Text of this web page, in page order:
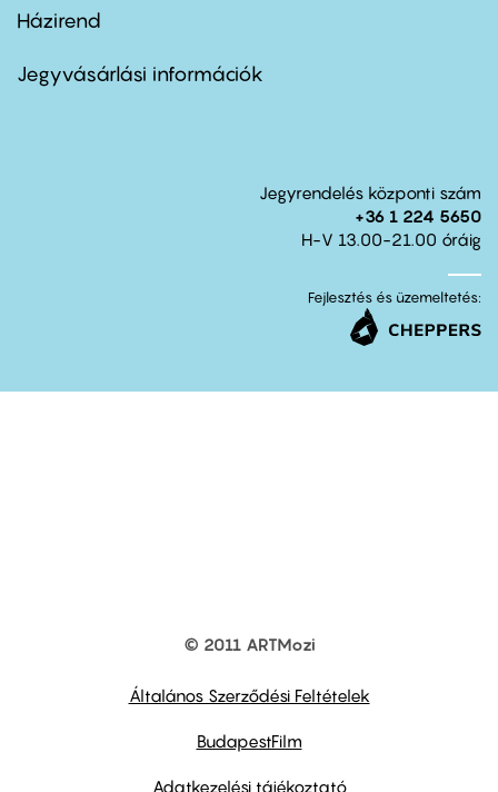
Footer
second
Házirend
Jegyvásárlási információk
Jegyrendelés központi szám
+36 1 224 5650
H-V 13.00-21.00 óráig
Fejlesztés és üzemeltetés:
© 2011 ARTMozi
Általános Szerződési Feltételek
BudapestFilm
Adatkezelési tájékoztató